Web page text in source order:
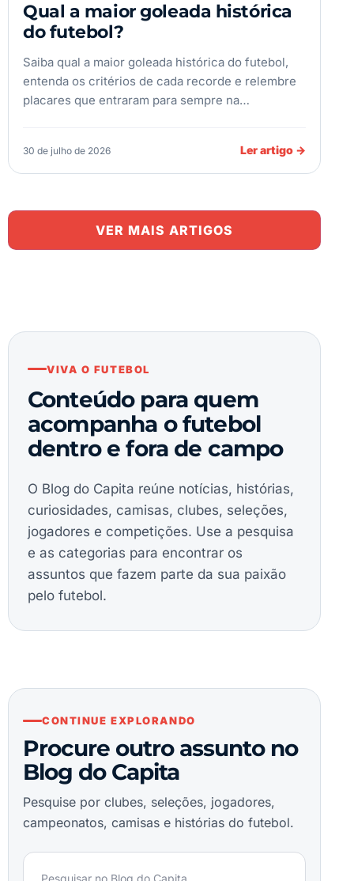
Qual a maior goleada histórica
do futebol?
Saiba qual a maior goleada histórica do futebol,
entenda os critérios de cada recorde e relembre
placares que entraram para sempre na…
30 de julho de 2026 Ler artigo →
VER MAIS ARTIGOS
…
Mais artigos
VIVA O FUTEBOL
Conteúdo para quem
acompanha o futebol
dentro e fora de campo
O Blog do Capita reúne notícias, histórias,
curiosidades, camisas, clubes, seleções,
jogadores e competições. Use a pesquisa
e as categorias para encontrar os
assuntos que fazem parte da sua paixão
pelo futebol.
CONTINUE EXPLORANDO
Procure outro assunto no
Blog do Capita
Pesquise por clubes, seleções, jogadores,
campeonatos, camisas e histórias do futebol.